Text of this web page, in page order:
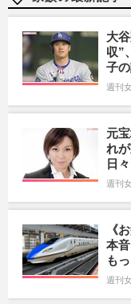
大
収”
子
週刊
元
れ
日
週刊
《
本
も
週刊